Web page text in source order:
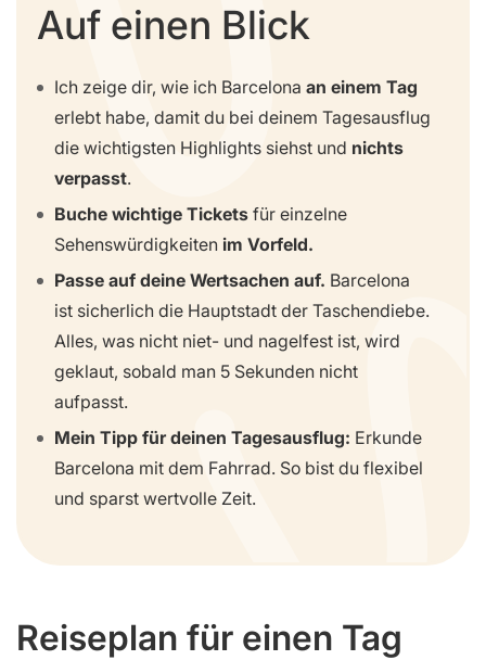
Auf einen Blick
Ich zeige dir, wie ich Barcelona an einem Tag
erlebt habe, damit du bei deinem Tagesausflug
die wichtigsten Highlights siehst und nichts
verpasst.
Buche wichtige Tickets für einzelne
Sehenswürdigkeiten im Vorfeld.
Passe auf deine Wertsachen auf. Barcelona
ist sicherlich die Hauptstadt der Taschendiebe.
Alles, was nicht niet- und nagelfest ist, wird
geklaut, sobald man 5 Sekunden nicht
aufpasst.
Mein Tipp für deinen Tagesausflug: Erkunde
Barcelona mit dem Fahrrad. So bist du flexibel
und sparst wertvolle Zeit.
Reiseplan für einen Tag